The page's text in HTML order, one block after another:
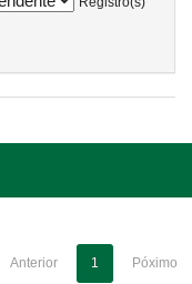
Anterior 1 Póximo